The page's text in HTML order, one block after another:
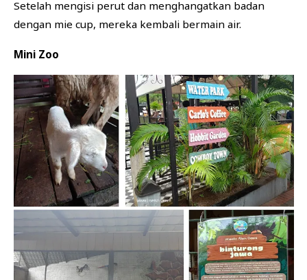
Setelah mengisi perut dan menghangatkan badan
dengan mie cup, mereka kembali bermain air.
Mini Zoo